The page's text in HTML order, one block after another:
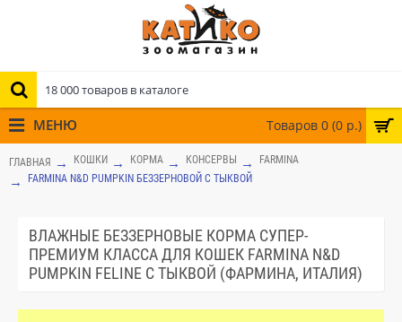
Товаров 0 (0 р.)
МЕНЮ
ГЛАВНАЯ КОШКИ КОРМА КОНСЕРВЫ
FARMINA
FARMINA N&D PUMPKIN БЕЗЗЕРНОВОЙ С ТЫКВОЙ
ВЛАЖНЫЕ БЕЗЗЕРНОВЫЕ КОРМА СУПЕР-
ПРЕМИУМ КЛАССА ДЛЯ КОШЕК FARMINA N&D
PUMPKIN FELINE С ТЫКВОЙ (ФАРМИНА, ИТАЛИЯ)